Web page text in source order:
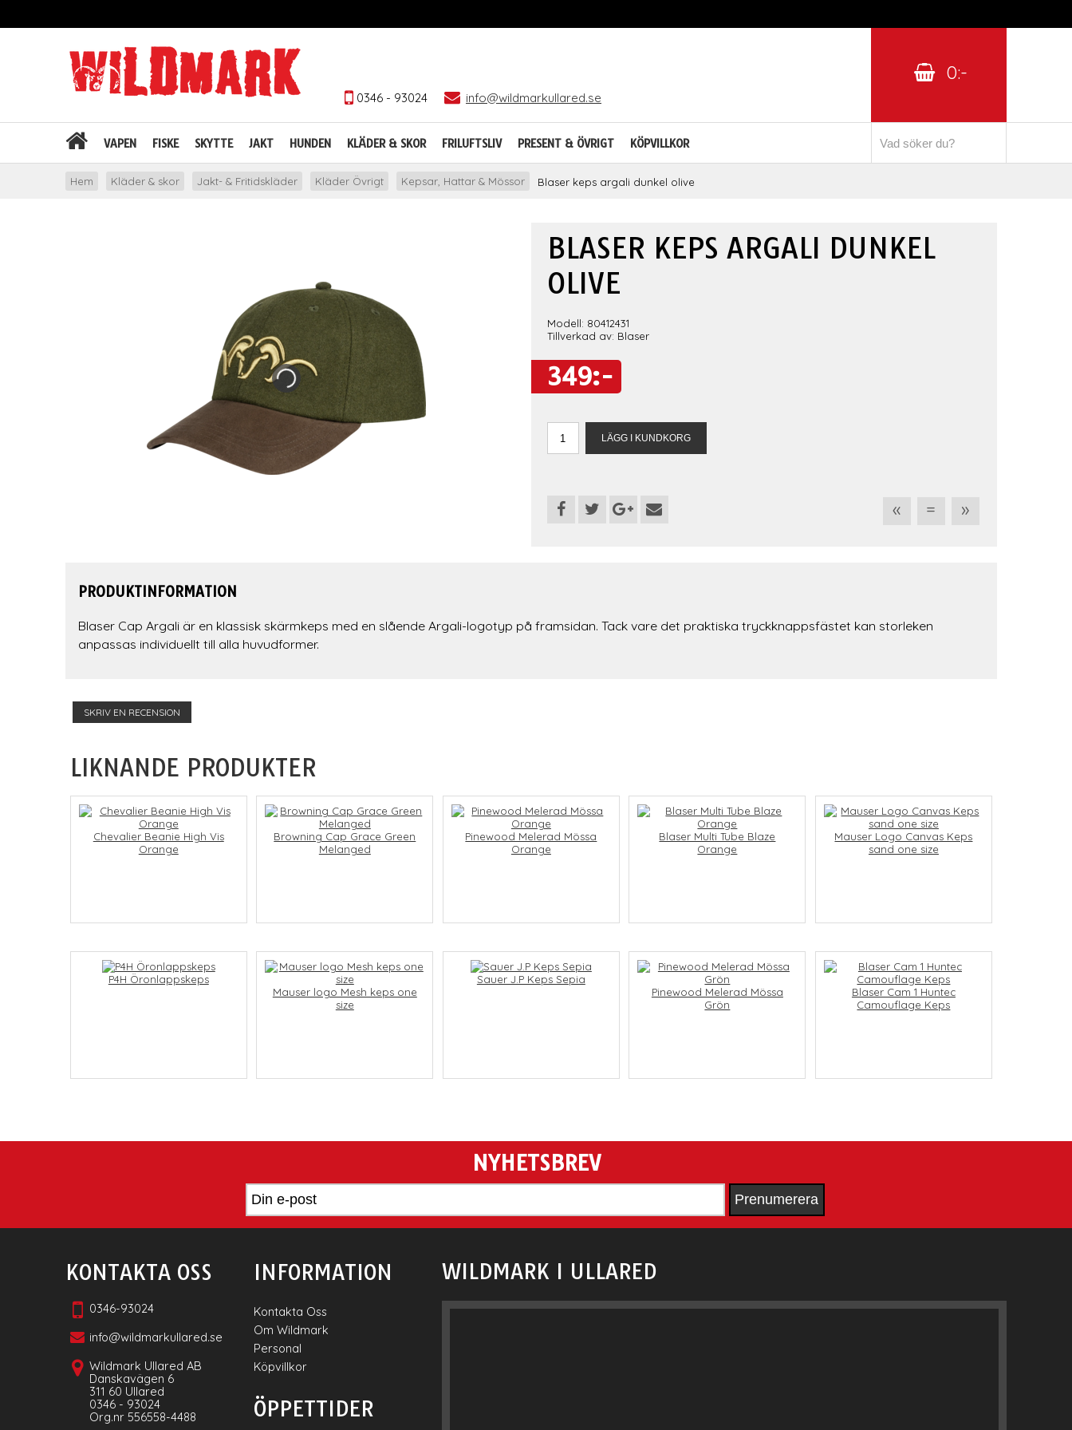
0346 - 93024 info@wildmarkullared.se
0:-
VAPEN FISKE SKYTTE JAKT HUNDEN KLÄDER & SKOR FRILUFTSLIV PRESENT & ÖVRIGT KÖPVILLKOR
Hem Kläder & skor Jakt- & Fritidskläder Kläder Övrigt Kepsar, Hattar & Mössor Blaser keps argali dunkel olive
BLASER KEPS ARGALI DUNKEL
OLIVE
Modell: 80412431
Tillverkad av: Blaser
349:-
« = »
PRODUKTINFORMATION
Blaser Cap Argali är en klassisk skärmkeps med en slående Argali-logotyp på framsidan. Tack vare det praktiska tryckknappsfästet kan storleken
anpassas individuellt till alla huvudformer.
SKRIV EN RECENSION
LIKNANDE PRODUKTER
Chevalier Beanie High Vis
Orange
Browning Cap Grace Green
Melanged
Pinewood Melerad Mössa
Orange
Blaser Multi Tube Blaze
Orange
Mauser Logo Canvas Keps
sand one size
P4H Öronlappskeps
Mauser logo Mesh keps one
size
Sauer J.P Keps Sepia
Pinewood Melerad Mössa
Grön
Blaser Cam 1 Huntec
Camouflage Keps
NYHETSBREV
WILDMARK I ULLARED
KONTAKTA OSS
0346-93024
info@wildmarkullared.se
Wildmark Ullared AB
Danskavägen 6
311 60 Ullared
0346 - 93024
Org.nr 556558-4488
INFORMATION
Kontakta Oss
Om Wildmark
Personal
Köpvillkor
ÖPPETTIDER